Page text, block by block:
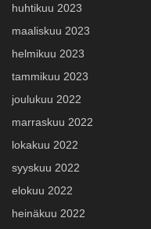
huhtikuu 2023
maaliskuu 2023
helmikuu 2023
tammikuu 2023
joulukuu 2022
marraskuu 2022
lokakuu 2022
syyskuu 2022
elokuu 2022
heinäkuu 2022